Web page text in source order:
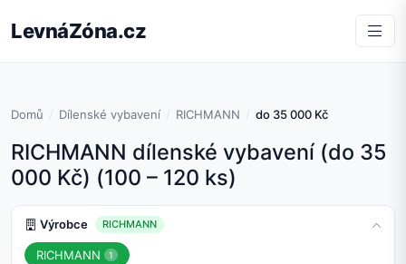
LevnáZóna.cz
Domů Dílenské vybavení RICHMANN do 35 000 Kč
RICHMANN dílenské vybavení (do 35
000 Kč) (100 – 120 ks)
Výrobce RICHMANN
RICHMANN 1